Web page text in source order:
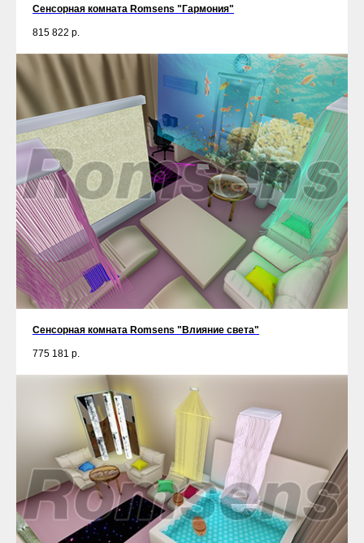
Сенсорная комната Romsens "Гармония"
815 822 р.
Сенсорная комната Romsens "Влияние света"
775 181 р.